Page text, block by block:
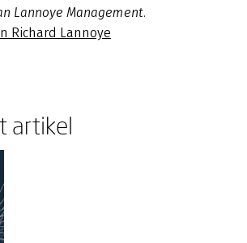
Lannoye Management.
Richard Lannoye
artikel